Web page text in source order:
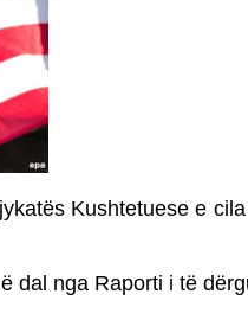
Kushtetuese e
nga Raporti i të